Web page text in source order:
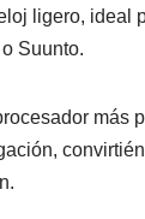
ligero,
Suunto.
más